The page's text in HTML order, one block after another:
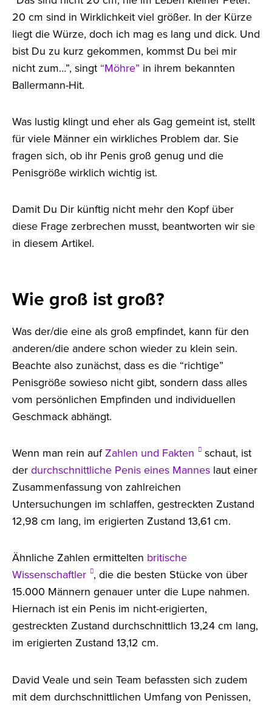
20 cm sind in Wirklichkeit viel größer. In der Kürze
liegt die Würze, doch ich mag es lang und dick. Und
bist Du zu kurz gekommen, kommst Du bei mir
nicht zum…”, singt “Möhre” in ihrem bekannten
Ballermann-Hit.
Was lustig klingt und eher als Gag gemeint ist, stellt
für viele Männer ein wirkliches Problem dar. Sie
fragen sich, ob ihr Penis groß genug und die
Penisgröße wirklich wichtig ist.
Damit Du Dir künftig nicht mehr den Kopf über
diese Frage zerbrechen musst, beantworten wir sie
in diesem Artikel.
Wie groß ist groß?
Was der/die eine als groß empfindet, kann für den
anderen/die andere schon wieder zu klein sein.
Beachte also zunächst, dass es die “richtige”
Penisgröße sowieso nicht gibt, sondern dass alles
vom persönlichen Empfinden und individuellen
Geschmack abhängt.
Wenn man rein aufZahlen und Fakten
schaut, ist
der durchschnittliche Penis eines Mannes laut einer
Zusammenfassung von zahlreichen
Untersuchungen im schlaffen, gestreckten Zustand
12,98 cm lang, im erigierten Zustand 13,61 cm.
Ähnliche Zahlen ermittelten britische
Wissenschaftler , die die besten Stücke von über
15.000 Männern genauer unter die Lupe nahmen.
Hiernach ist ein Penis im nicht-erigierten,
gestreckten Zustand durchschnittlich 13,24 cm lang,
im erigierten Zustand 13,12 cm.
David Veale und sein Team befassten sich zudem
mit dem durchschnittlichen Umfang von Penissen,